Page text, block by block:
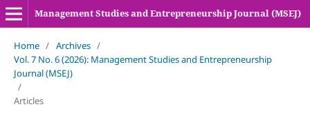
Management Studies and Entrepreneurship Journal (MSEJ)
Home / Archives /
Vol. 7 No. 6 (2026): Management Studies and Entrepreneurship
Journal (MSEJ)
/
Articles